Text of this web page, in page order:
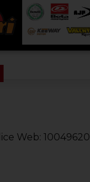
Web: 10049620